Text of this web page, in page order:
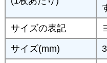
サイズの表記
サイズ(mm)